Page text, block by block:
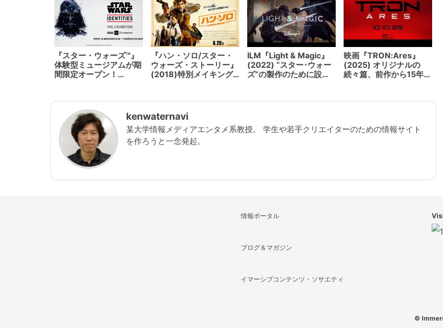
『スター・ウォーズ™』
体験型ミュージアムが期
間限定オープン！
Exhibition』 2019年8
月8日 (火)〜2020年1月
13日 (月) 寺田倉庫G1-
5Fにて
『ハン・ソロ/スター・
ウォーズ・ストーリー』
(2018)特別メイキング
ロン・ハワード
ILM『Light & Magic』
(2022) “スター･ウォー
ズ”の製作のために設立
ライト＆マジック社の歴
Disney+にて。
映画『TRON:Ares』
(2025) オリジナルの
続々篇、前作から15年。
kenwaternavi
某大学情報メディアエンタメ系教授。 学生や若手クリエイターのための情報サイト
を作ろうと一念発起。
情報ポータル
ブログ＆マガジン
イマーシブコンテンツ・ソサエティ
©